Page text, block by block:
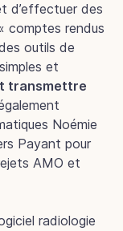
d’effectuer des
comptes rendus
outils de
et
transmettre
Noémie
Payant pour
AMO et
radiologie